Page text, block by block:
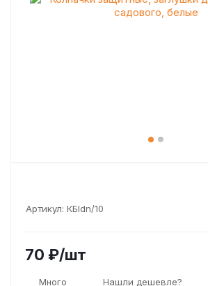
Артикул: КБldn/10
70 ₽/шт
Много Нашли дешевле?